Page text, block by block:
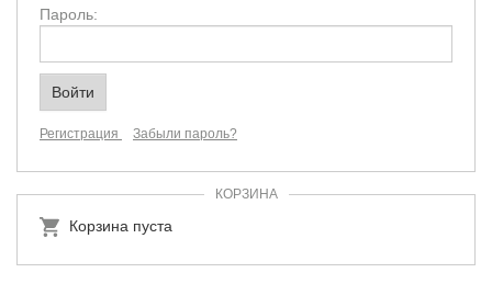
Пароль:
Регистрация Забыли пароль?
КОРЗИНА
Корзина пуста